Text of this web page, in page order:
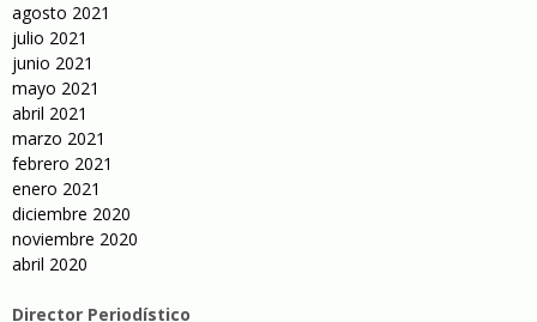
agosto 2021
julio 2021
junio 2021
mayo 2021
abril 2021
marzo 2021
febrero 2021
enero 2021
diciembre 2020
noviembre 2020
abril 2020
Director Periodístico